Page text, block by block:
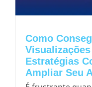
Como
Estratégias
Ampliar Seu